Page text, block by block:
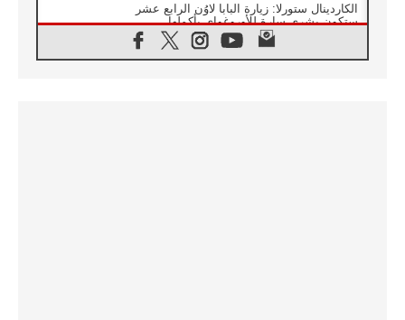
الكاردينال ستورلا: زيارة البابا لاوُن الرابع عشر
ستكون بشرى سارة للأوروغواي بأكملها
الفاتيكان يعلن برنامج الزيارة الرسولية للبابا لاوُن